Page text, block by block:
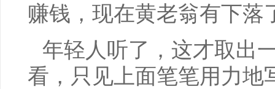
赚钱，现在黄老翁有下落
年轻人听了，这才取出
看，只见上面笔笔用力地